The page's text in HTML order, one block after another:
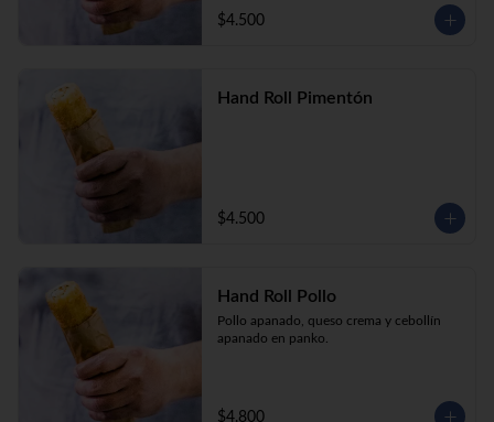
$4.500
Hand Roll Pimentón
$4.500
Hand Roll Pollo
Pollo apanado, queso crema y cebollín
apanado en panko.
$4.800